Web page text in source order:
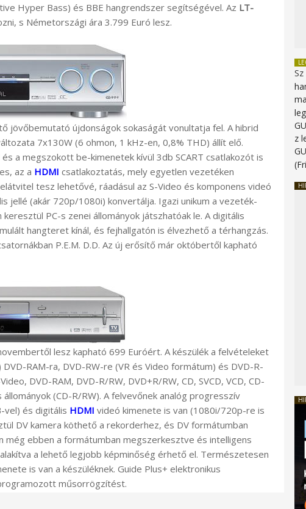
Hyper Bass) és BBE hangrendszer segítségével. Az LT-
s Németországi ára 3.799 Euró lesz.
jövőbemutató újdonságok sokaságát vonultatja fel. A hibrid
7x130W (6 ohmon, 1 kHz-en, 0,8% THD) állít elő.
a megszokott be-kimenetek kívül 3db SCART csatlakozót is
az a HDMI csatlakoztatás, mely egyetlen vezetéken
tesz lehetővé, ráadásul az S-Video és komponens videó
jellé (akár 720p/1080i) konvertálja. Igazi unikum a vezeték-
PC-s zenei állományok játszhatóak le. A digitális
hangteret kínál, és fejhallgatón is élvezhető a térhangzás.
P.E.M. D.D. Az új erősítő már októbertől kapható
lesz kapható 699 Euróért. A készülék a felvételeket
RAM-ra, DVD-RW-re (VR és Video formátum) és DVD-R-
DVD-RAM, DVD-R/RW, DVD+R/RW, CD, SVCD, VCD, CD-
(CD-R/RW). A felvevőnek analóg progresszív
vel) és digitális HDMI videó kimenete is van (1080i/720p-re is
DV kamera köthető a rekorderhez, és DV formátumban
ebben a formátumban megszerkesztve és intelligens
a lehető legjobb képminőség érhető el. Természetesen
is van a készüléknek. Guide Plus+ elektronikus
műsorrögzítést.
z